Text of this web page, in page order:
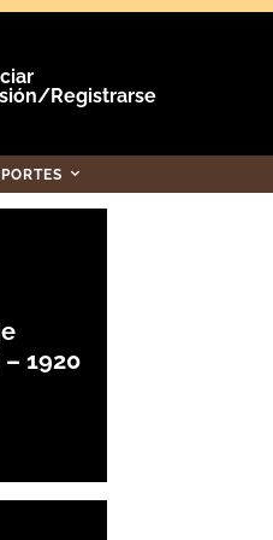
Registrarse
1920